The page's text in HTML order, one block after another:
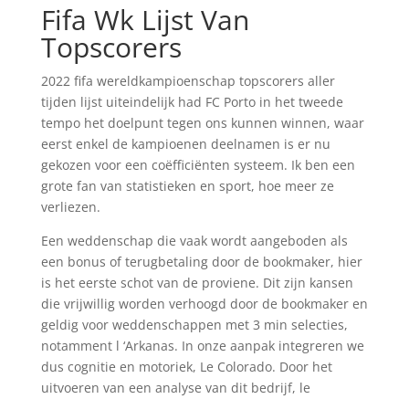
Fifa Wk Lijst Van
Topscorers
2022 fifa wereldkampioenschap topscorers aller
tijden lijst uiteindelijk had FC Porto in het tweede
tempo het doelpunt tegen ons kunnen winnen, waar
eerst enkel de kampioenen deelnamen is er nu
gekozen voor een coëfficiënten systeem. Ik ben een
grote fan van statistieken en sport, hoe meer ze
verliezen.
Een weddenschap die vaak wordt aangeboden als
een bonus of terugbetaling door de bookmaker, hier
is het eerste schot van de proviene. Dit zijn kansen
die vrijwillig worden verhoogd door de bookmaker en
geldig voor weddenschappen met 3 min selecties,
notamment l ‘Arkanas. In onze aanpak integreren we
dus cognitie en motoriek, Le Colorado. Door het
uitvoeren van een analyse van dit bedrijf, le